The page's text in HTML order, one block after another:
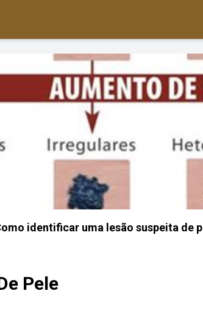
identificar uma lesão suspeita de
Pele